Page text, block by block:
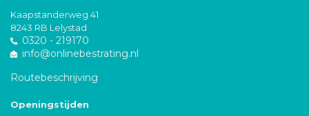
Kaapstanderweg 41
8243 RB Lelystad
0320 - 219170
info@onlinebestrating.nl
Routebeschrijving
Openingstijden